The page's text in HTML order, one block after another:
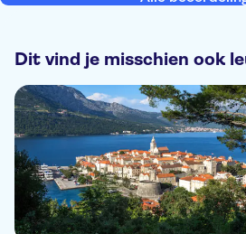
Dit vind je misschien ook